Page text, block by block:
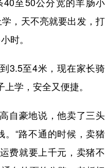
，天不亮就要出发，打
时。
至4米，现在家长骑
学，安全又便捷。
豪地说，他卖了三头
“路不通的时候，卖猪
费就要上千元，卖猪不